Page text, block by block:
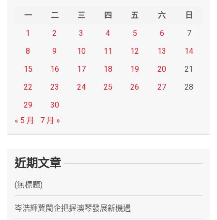
一 二 三 四 五 六
日
1
2 3 4 5 6
7
8
9 10 11 12 13
14
15
16 17 18 19 20
21
22
23 24 25 26 27
28
29
30
« 5 月
7 月 »
近期文章
(無標題)
岑浩輝冀閩企把握澳琴發展新機遇